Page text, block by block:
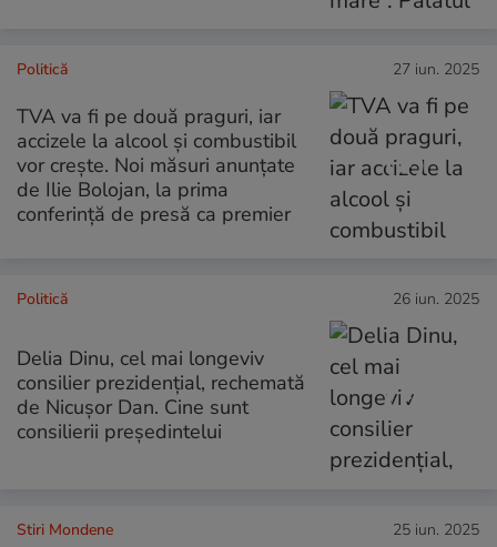
Politică 27 iun. 2025
TVA va fi pe două praguri, iar
accizele la alcool şi combustibil
vor crește. Noi măsuri anunțate
de Ilie Bolojan, la prima
conferință de presă ca premier
Politică 26 iun. 2025
Delia Dinu, cel mai longeviv
consilier prezidențial, rechemată
de Nicușor Dan. Cine sunt
consilierii președintelui
Stiri Mondene 25 iun. 2025